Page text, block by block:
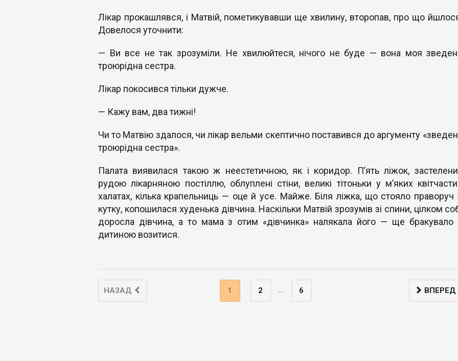
Лікар прокашлявся, і Матвій, пометикувавши ще хвилину, второпав, про що
Довелося уточнити:
— Ви все не так зрозуміли. Не хвилюйтеся, нічого не буде — вона моя
троюрідна сестра.
Лікар покосився тільки дужче.
— Кажу вам, два тижні!
Чи то Матвію здалося, чи лікар вельми скептично поставився до аргументу
троюрідна сестра».
Палата виявилася такою ж неестетичною, як і коридор. П’ять ліжок,
рудою лікарняною постіллю, облуплені стіни, великі тітоньки у м’яких
халатах, кілька крапельниць — оце й усе. Майже. Біля ліжка, що стояло праворуч
кутку, копошилася худенька дівчина. Наскільки Матвій зрозумів зі спини, цілком
доросла дівчина, а то мама з отим «дівчинка» налякала його — ще бракувало
дитиною возитися.
НАЗАД 1 2 ... 6 ВПЕРЕД